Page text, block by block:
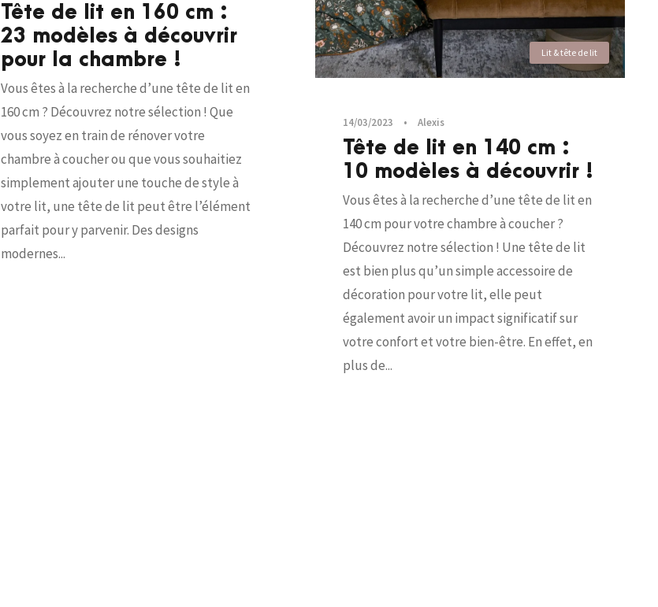
Tête de lit en 160 cm :
23 modèles à découvrir
pour la chambre !
Vous êtes à la recherche d’une tête de lit en
160 cm ? Découvrez notre sélection ! Que
vous soyez en train de rénover votre
chambre à coucher ou que vous souhaitiez
simplement ajouter une touche de style à
votre lit, une tête de lit peut être l’élément
parfait pour y parvenir. Des designs
modernes...
Lit & tête de lit
14/03/2023 • Alexis
Tête de lit en 140 cm :
10 modèles à découvrir !
Vous êtes à la recherche d’une tête de lit en
140 cm pour votre chambre à coucher ?
Découvrez notre sélection ! Une tête de lit
est bien plus qu’un simple accessoire de
décoration pour votre lit, elle peut
également avoir un impact significatif sur
votre confort et votre bien-être. En effet, en
plus de...